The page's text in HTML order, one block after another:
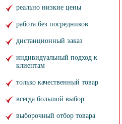
реально низкие цены
работа без посредников
дистанционный заказ
индивидуальный подход к
клиентам
только качественный товар
всегда большой выбор
выборочный отбор товара